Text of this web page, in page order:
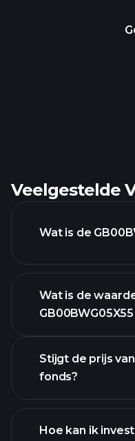
Veelgestelde
Wat is de
Wat is de
Stijgt de prijs
fonds?
Hoe kan ik